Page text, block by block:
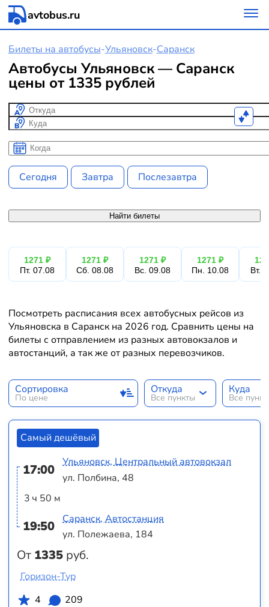
avtobus.ru
Билеты на автобусы-Ульяновск-Саранск
Автобусы Ульяновск — Саранск
цены от 1335 рублей
Откуда
Куда
Когда
Когда
Сегодня Завтра Послезавтра
Найти билеты
1271 ₽
Пт. 07.08
1271 ₽
Сб. 08.08
1271 ₽
Вс. 09.08
1271 ₽
Пн. 10.08
Вт.
Посмотреть расписания всех автобусных рейсов из
Ульяновска в Саранск на 2026 год. Сравнить цены на
билеты с отправлением из разных автовокзалов и
автостанций, а так же от разных перевозчиков.
Сортировка
По цене
Откуда
Все пункты
Куда
Все
Самый дешёвый
17:00
3 ч 50 м
19:50
От 1335 руб.
Ульяновск, Центральный автовокзал
ул. Полбина, 48
Саранск, Автостанция
ул. Полежаева, 184
Горизон-Тур
4
209